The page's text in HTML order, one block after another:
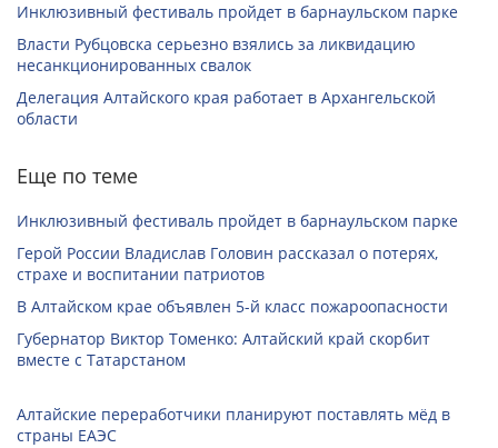
Инклюзивный фестиваль пройдет в барнаульском парке
Власти Рубцовска серьезно взялись за ликвидацию
несанкционированных свалок
Делегация Алтайского края работает в Архангельской
области
Еще по теме
Инклюзивный фестиваль пройдет в барнаульском парке
Герой России Владислав Головин рассказал о потерях,
страхе и воспитании патриотов
В Алтайском крае объявлен 5-й класс пожароопасности
Губернатор Виктор Томенко: Алтайский край скорбит
вместе с Татарстаном
Алтайские переработчики планируют поставлять мёд в
страны ЕАЭС